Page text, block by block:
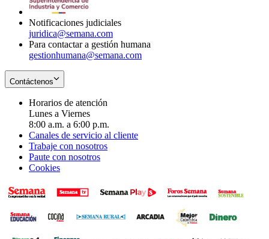
Notificaciones judiciales
juridica@semana.com
Para contactar a gestión humana
gestionhumana@semana.com
Contáctenos
Horarios de atención
Lunes a Viernes
8:00 a.m. a 6:00 p.m.
Canales de servicio al cliente
Trabaje con nosotros
Paute con nosotros
Cookies